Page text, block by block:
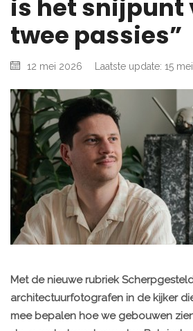
is het snijpunt
twee passies”
12 mei 2026 Laatste update: 15
Met de nieuwe rubriek
architectuurfotografen in de kijker
mee bepalen hoe we gebouwen